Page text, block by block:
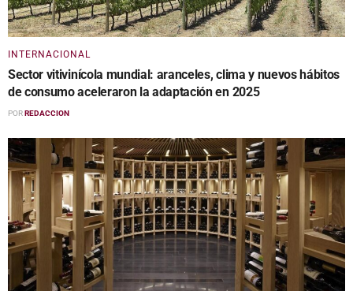
INTERNACIONAL
Sector vitivinícola mundial: aranceles, clima y nuevos hábitos
de consumo aceleraron la adaptación en 2025
PORREDACCION